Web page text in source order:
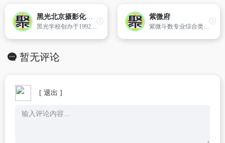
黑光北京摄影化妆学校
黑光学校创办于1992年,是国内首家艺术教育类上市品牌,不断发展创新,黑光学校已成为享誉全国的摄影、化妆、数码后期系统化培训的知名教育品牌。
紫微府
紫微斗数专业综合类网站,免费提供紫微斗数入门教学,命盘解析和命理讨论交流、紫微算命,致力于发扬中华绝学紫微斗数。
暂无评论
[ 退出 ]